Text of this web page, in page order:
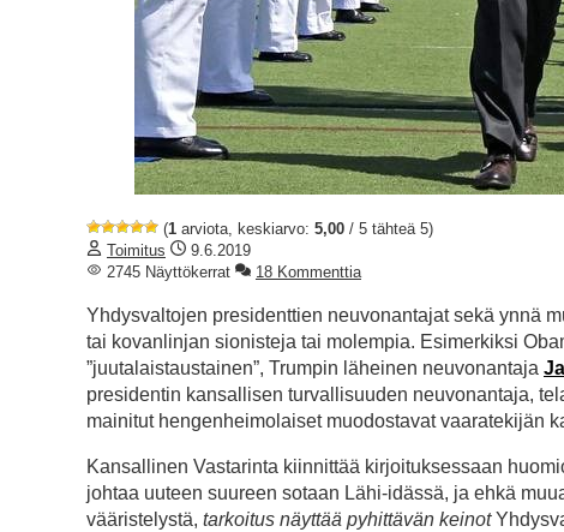
(1 arviota, keskiarvo: 5,00 / 5 tähteä 5)
Toimitus
9.6.2019
2745 Näyttökerrat
18 Kommenttia
Yhdysvaltojen presidenttien neuvonantajat sekä ynnä
tai kovanlinjan sionisteja tai molempia. Esimerkiksi
”juutalaistaustainen”, Trumpin läheinen neuvonantaja
presidentin kansallisen turvallisuuden neuvonantaja,
mainitut hengenheimolaiset muodostavat vaaratekijän
Kansallinen Vastarinta kiinnittää kirjoituksessaan
johtaa uuteen suureen sotaan Lähi-idässä, ja ehkä
vääristelystä, tarkoitus näyttää pyhittävän keinot